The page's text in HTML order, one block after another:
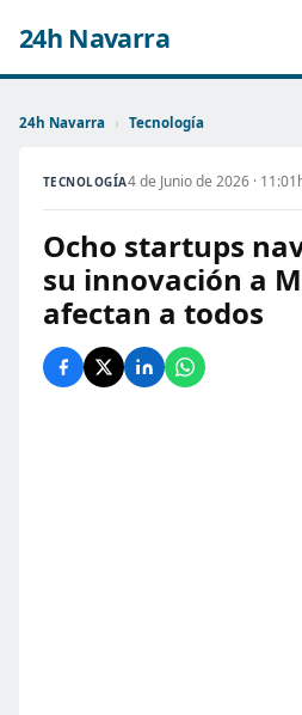
24h Navarra
24h Navarra › Tecnología
TECNOLOGÍA4 de Junio de 2026 ·
Ocho startups
su innovación a
afectan a todos